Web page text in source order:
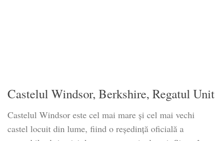
Castelul Windsor, Berkshire, Regatul Unit
Castelul Windsor este cel mai mare și cel mai vechi
castel locuit din lume, fiind o reședință oficială a